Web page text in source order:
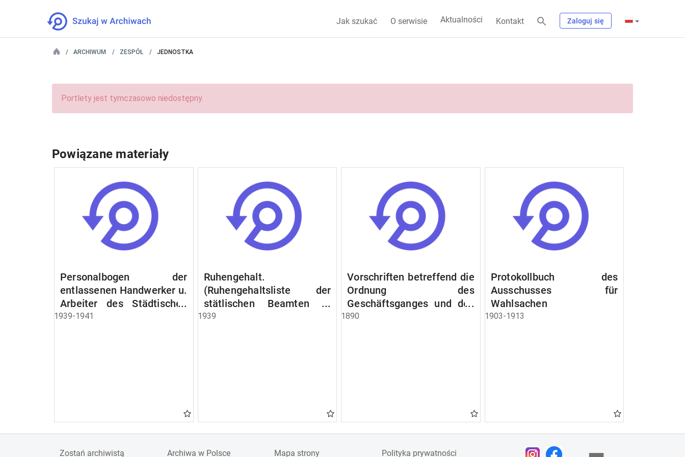
Jak szukać O serwisie Aktualności Kontakt Zaloguj się
ARCHIWUM ZESPÓŁ JEDNOSTKA
Portlety jest tymczasowo niedostępny.
Powiązane materiały
Personalbogen der
entlassenen Handwerker u.
Arbeiter des Städtischen
Schlacht - u. Viehhof.
1939-1941
Ruhengehalt.
(Ruhengehaltsliste der
stätlischen Beamten u.
Witwen. Ruhegehaltsliste
1939
Vorschriften betreffend die
Ordnung des
Geschäftsganges und des
Verfahrens bei dem
1890
Protokollbuch des
Ausschusses für
Wahlsachen
1903-1913
Zostań archiwistą Archiwa w Polsce Mapa strony Polityka prywatności